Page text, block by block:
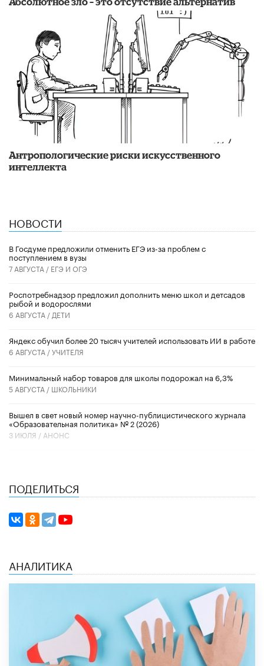
Антропологические риски искусственного
интеллекта
НОВОСТИ
В Госдуме предложили отменить ЕГЭ из-за проблем с
поступлением в вузы
7 АВГУСТА / ЕГЭ И ОГЭ
Роспотребнадзор предложил дополнить меню школ и детсадов
рыбой и водорослями
6 АВГУСТА / ДЕТИ
​Яндекс обучил более 20 тысяч учителей использовать ИИ в работе
6 АВГУСТА /УЧИТЕЛЯ
Минимальный набор товаров для школы подорожал на 6,3%
5 АВГУСТА / ШКОЛЬНИКИ
Вышел в свет новый номер научно-публицистического журнала
«Образовательная политика» № 2 (2026)
3 ИЮЛЯ / АНОНС
ПОДЕЛИТЬСЯ
АНАЛИТИКА